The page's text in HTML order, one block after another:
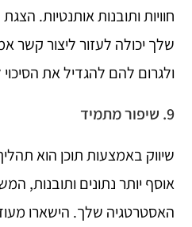
חוויות ותובנות אותנטיות.
שלך יכולה לעזור ליצור קשר
ולגרום להם להגדיל את הסיכוי
9. שיפור מתמיד
שיווק באמצעות תוכן הוא
אוסף יותר נתונים ותובנות,
האסטרטגיה שלך. הישארו